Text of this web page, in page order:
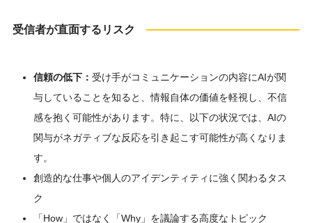
受信者が直面するリスク
信頼の低下： 受け手がコミュニケーションの内容にAIが関
与していることを知ると、情報自体の価値を軽視し、不信
感を抱く可能性があります。特に、以下の状況では、AIの
関与がネガティブな反応を引き起こす可能性が高くなりま
す。
創造的な仕事や個人のアイデンティティに強く関わるタス
ク
「How」ではなく「Why」を議論する高度なトピック